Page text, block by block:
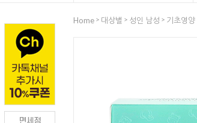
Home > 대상별 > 성인 남성 > 기초영양